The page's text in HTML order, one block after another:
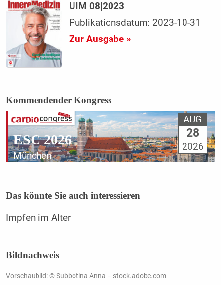
UIM 08|2023
Publikationsdatum: 2023-10-31
Zur Ausgabe »
Kommendender Kongress
ESC 2026
München
AUG
28
2026
Das könnte Sie auch interessieren
Impfen im Alter
Bildnachweis
Vorschaubild: © Subbotina Anna – stock.adobe.com